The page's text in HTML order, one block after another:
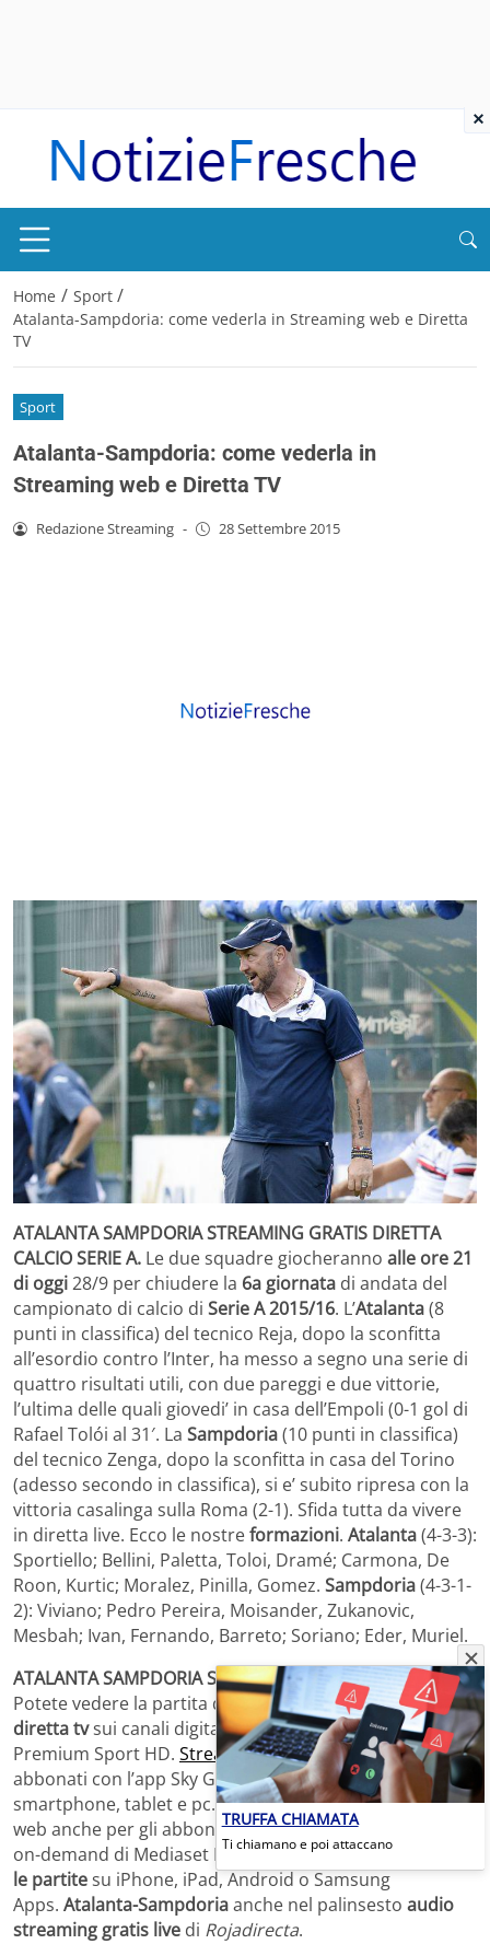
Home / Sport /
Atalanta-Sampdoria: come vederla in Streaming web e Diretta
TV
Sport
Atalanta-Sampdoria: come vederla in
Streaming web e Diretta TV
Redazione Streaming - 28 Settembre 2015
ATALANTA SAMPDORIASTREAMING GRATIS DIRETTA
CALCIO SERIE A. Le due squadre giocheranno alle ore 21
di oggi28/9 per chiudere la 6a giornata di andata del
campionato di calcio di Serie A 2015/16. L’Atalanta(8
punti in classifica) del tecnico Reja, dopo la sconfitta
all’esordio contro l’Inter, ha messo a segno una serie di
quattro risultati utili, con due pareggi e due vittorie,
l’ultima delle quali giovedi’ in casa dell’Empoli (0-1 gol di
Rafael Tolói al 31′. La Sampdoria(10 punti in classifica)
del tecnico Zenga, dopo la sconfitta in casa del Torino
(adesso secondo in classifica), si e’ subito ripresa con la
vittoria casalinga sulla Roma (2-1). Sfida tutta da vivere
in diretta live. Ecco le nostreformazioni. Atalanta(4-3-3):
Sportiello; Bellini, Paletta, Toloi, Dramé; Carmona, De
Roon, Kurtic; Moralez, Pinilla, Gomez. Sampdoria(4-3-1-
2): Viviano; Pedro Pereira, Moisander, Zukanovic,
Mesbah; Ivan, Fernando, Barreto; Soriano; Eder, Muriel.
ATALANTA SAMPDORIA STREAMING GRATIS SERIE A.
Potete vedere la partita di calcioAtalanta-Sampdoria in
diretta tvsui canali digitali di Sky e quelli di Mediaset
Premium Sport HD. Streaming calcio gratisper gli
abbonati con l’app Sky Go anche con i vostri
smartphone, tablet e pc.Atalanta-Sampdoria Streaming
web anche per gli abbonati con Premium Play, il servizio
on-demand di Mediaset Premium perseguire in diretta
le partitesu iPhone, iPad, Android o Samsung
Apps. Atalanta-Sampdoriaanche nel palinsesto audio
streaming gratis live di Rojadirecta.
×
TRUFFA CHIAMATA
Ti chiamano e poi attaccano